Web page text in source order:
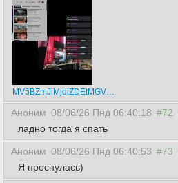
MV5BZmJiMjdiZDEtMGVlZC00Y2NhLTljNzMtNmNjZjgw.jpg
Аноним 08/06/26 Пнд 06:40:18 #72
ладно тогда я спать
Аноним 08/06/26 Пнд 06:40:53 #73
Я проснулась)